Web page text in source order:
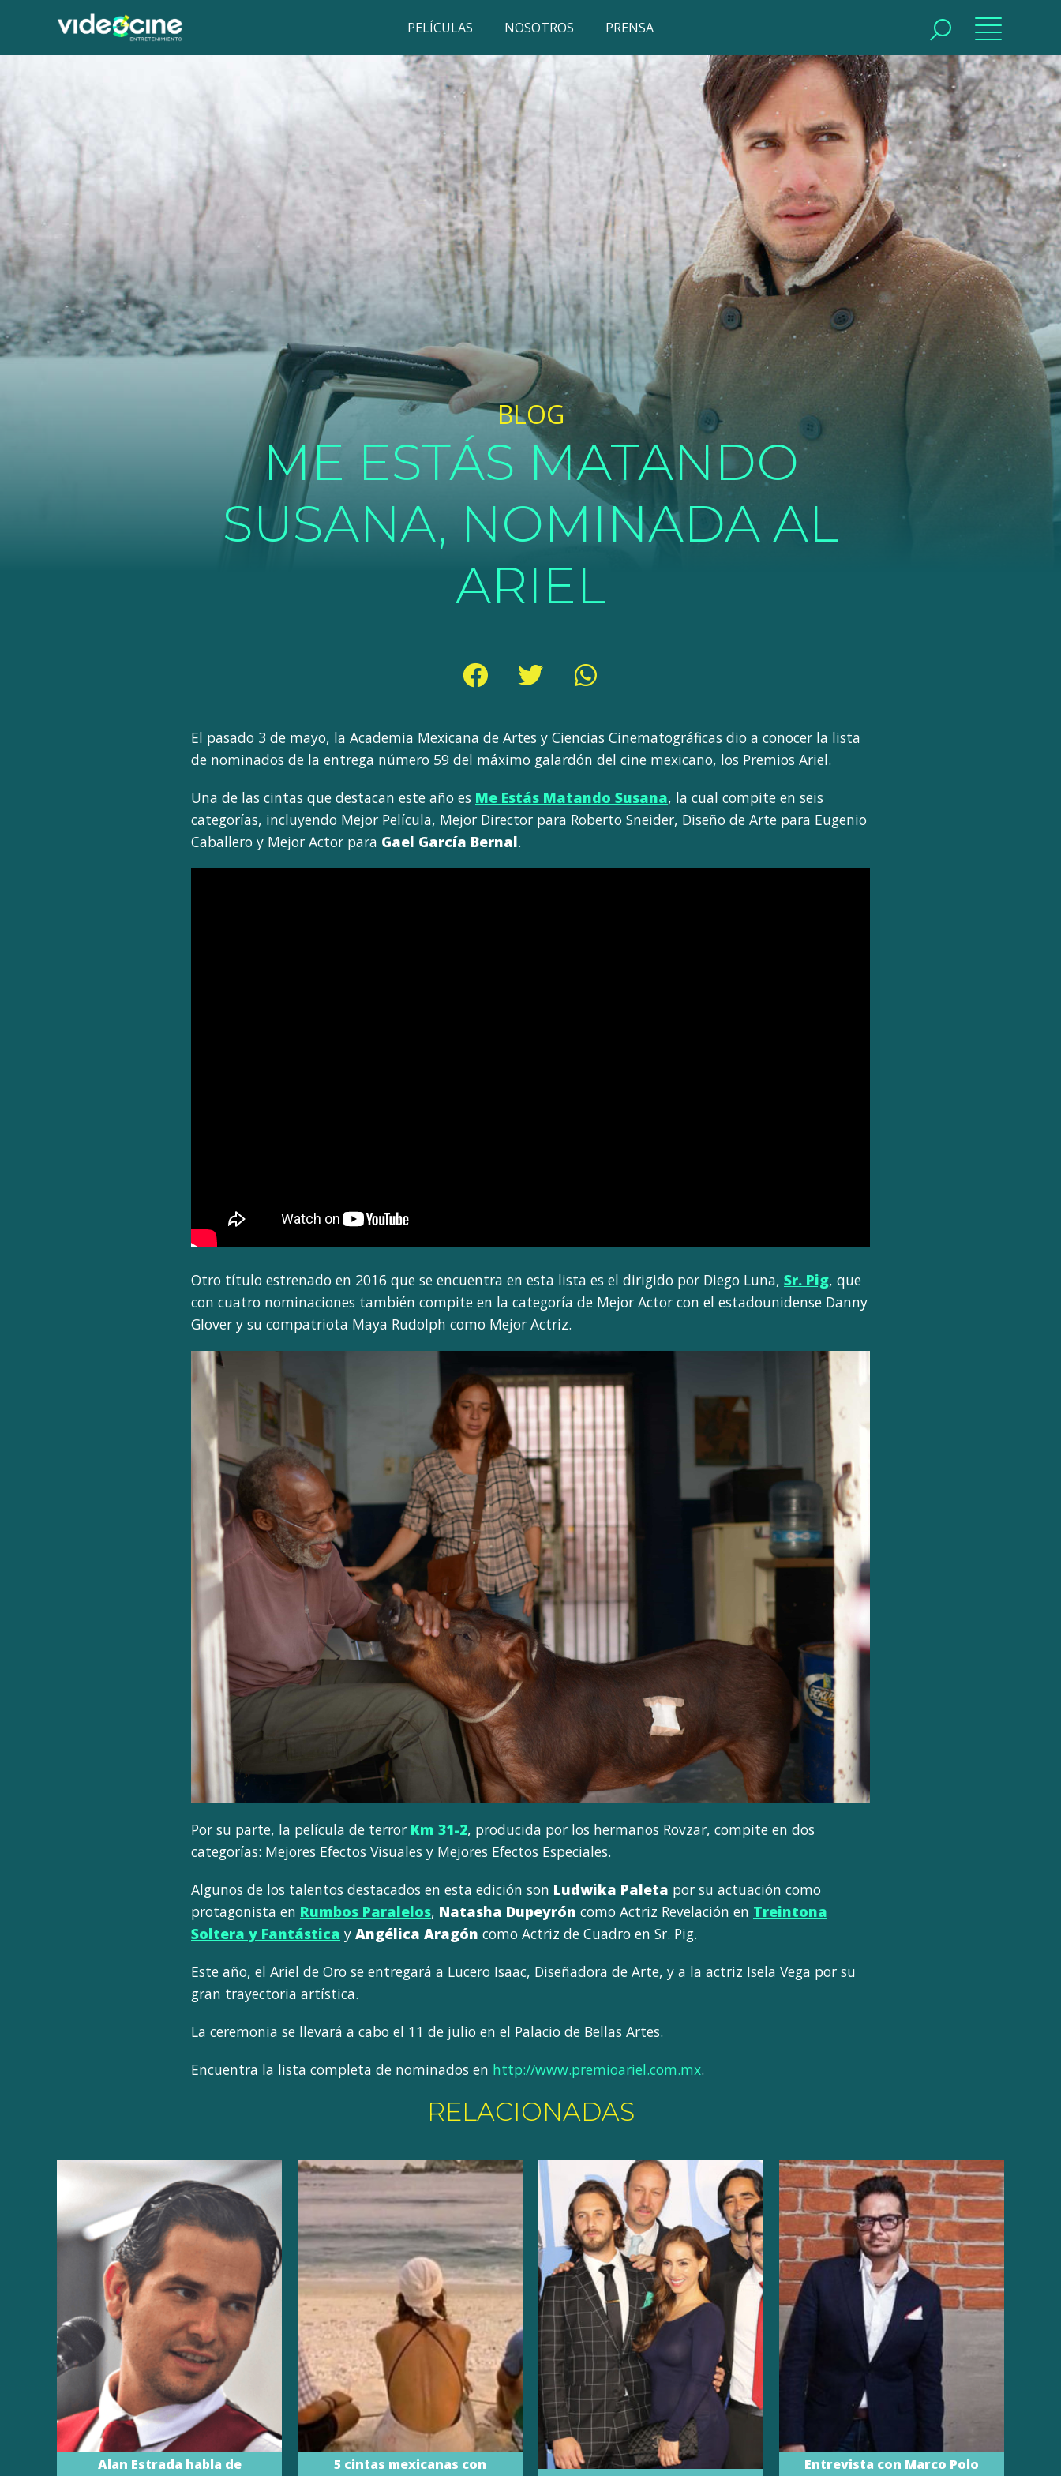
PELÍCULAS NOSOTROS PRENSA
BUSCAR
BLOG
ME ESTÁS MATANDO
SUSANA, NOMINADA AL
ARIEL
El pasado 3 de mayo, la Academia Mexicana de Artes y Ciencias Cinematográficas dio a conocer la lista
de nominados de la entrega número 59 del máximo galardón del cine mexicano, los Premios Ariel.
Una de las cintas que destacan este año es Me Estás Matando Susana, la cual compite en seis
categorías, incluyendo Mejor Película, Mejor Director para Roberto Sneider, Diseño de Arte para Eugenio
Caballero y Mejor Actor para Gael García Bernal.
Otro título estrenado en 2016 que se encuentra en esta lista es el dirigido por Diego Luna, Sr. Pig, que
con cuatro nominaciones también compite en la categoría de Mejor Actor con el estadounidense Danny
Glover y su compatriota Maya Rudolph como Mejor Actriz.
Por su parte, la película de terror Km 31-2, producida por los hermanos Rovzar, compite en dos
categorías: Mejores Efectos Visuales y Mejores Efectos Especiales.
Algunos de los talentos destacados en esta edición son Ludwika Paleta por su actuación como
protagonista en Rumbos Paralelos, Natasha Dupeyrón como Actriz Revelación en Treintona
Soltera y Fantástica y Angélica Aragón como Actriz de Cuadro en Sr. Pig.
Este año, el Ariel de Oro se entregará a Lucero Isaac, Diseñadora de Arte, y a la actriz Isela Vega por su
gran trayectoria artística.
La ceremonia se llevará a cabo el 11 de julio en el Palacio de Bellas Artes.
Encuentra la lista completa de nominados en http://www.premioariel.com.mx.
RELACIONADAS
Alan Estrada habla de
5 cintas mexicanas con
Entrevista con Marco Polo